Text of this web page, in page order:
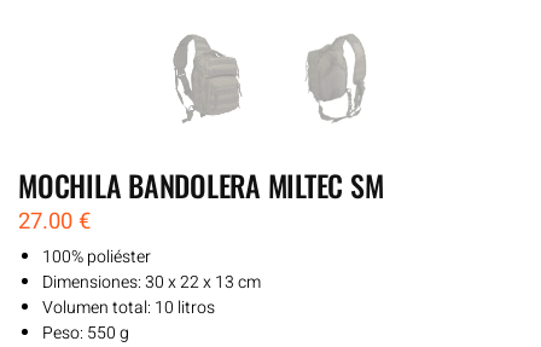
MOCHILA BANDOLERA MILTEC SM
27.00€
100% poliéster
Dimensiones: 30 x 22 x 13 cm
Volumen total: 10 litros
Peso: 550 g